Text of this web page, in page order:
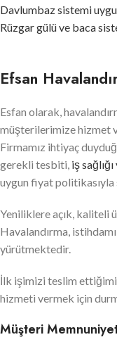
Davlumbaz sistemi
Rüzgar gülü ve baca
Efsan
Esfan olarak,
müşterilerimize hizmet
Firmamız ihtiyaç
gerekli tesbiti, iş
uygun fiyat politikasıyla
Yeniliklere açık, kaliteli
Havalandırma,
yürütmektedir.
İlk işimizi teslim
hizmeti vermek için
Müşteri